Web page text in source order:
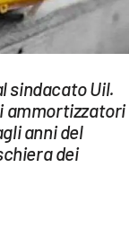
sindacato Uil.
ammortizzatori
anni del
dei